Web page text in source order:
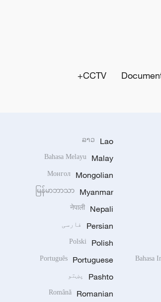
CCTV+
Bahasa
Lao
ລາວ
Malay
Bahasa Melayu
Mongolian
Монгол
Myanmar
မြန်မာဘာသာ
Nepali
नेपाली
Persian فارسی
Polish
Polski
Portuguese
Português
Pashto پښتو
Romanian
Română